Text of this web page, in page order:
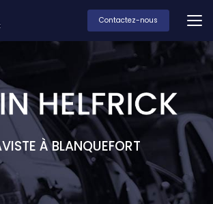
Contactez-nous
À BLANQUEFORT